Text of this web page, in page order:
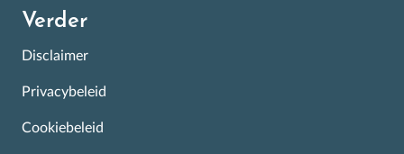
Verder
Disclaimer
Privacybeleid
Cookiebeleid